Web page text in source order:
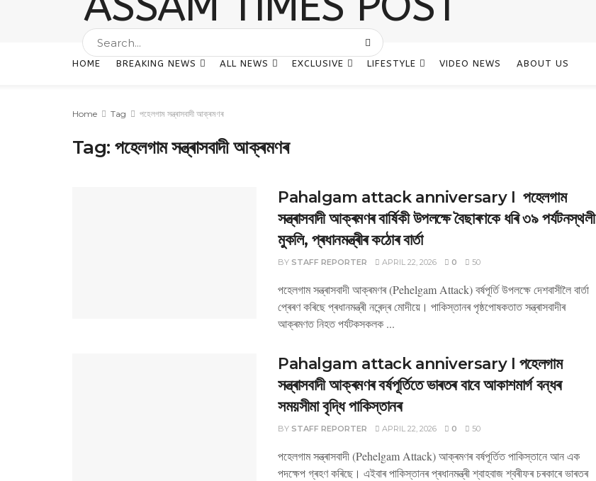
HOME BREAKING NEWS ALL NEWS EXCLUSIVE LIFESTYLE VIDEO NEWS ABOUT US
Home Tag পহেলগাম সন্ত্ৰাসবাদী আক্ৰমণৰ
Tag:পহেলগাম সন্ত্ৰাসবাদী আক্ৰমণৰ
Pahalgam attack anniversary I পহেলগাম
সন্ত্ৰাসবাদী আক্ৰমণৰ বাৰ্ষিকী উপলক্ষে বৈছাৰণকে ধৰি ৩৯ পৰ্যটনস্থলী
মুকলি, প্ৰধানমন্ত্ৰীৰ কঠোৰ বাৰ্তা
BY STAFF REPORTER APRIL 22, 2026 0 50
পহেলগাম সন্ত্ৰাসবাদী আক্ৰমণৰ (Pehelgam Attack) বৰ্ষপূৰ্তি উপলক্ষে দেশবাসীলৈ বাৰ্তা
প্ৰেৰণ কৰিছে প্ৰধানমন্ত্ৰী নৰেন্দ্ৰ মোদীয়ে। পাকিস্তানৰ পৃষ্ঠপোষকতাত সন্ত্ৰাসবাদীৰ
আক্ৰমণত নিহত পৰ্যটকসকলক ...
Pahalgam attack anniversary I পহেলগাম
সন্ত্ৰাসবাদী আক্ৰমণৰ বৰ্ষপূৰ্তিতে ভাৰতৰ বাবে আকাশমাৰ্গ বন্ধৰ
সময়সীমা বৃদ্ধি পাকিস্তানৰ
BY STAFF REPORTER APRIL 22, 2026 0 50
পহেলগাম সন্ত্ৰাসবাদী (Pehelgam Attack) আক্ৰমণৰ বৰ্ষপূৰ্তিত পাকিস্তানে আন এক
পদক্ষেপ গ্ৰহণ কৰিছে। এইবাৰ পাকিস্তানৰ প্ৰধানমন্ত্ৰী শ্বাহবাজ শ্বৰীফৰ চৰকাৰে ভাৰতৰ